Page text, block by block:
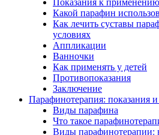
Какой парафин
Как лечить суставы
условиях
Аппликации
Ванночки
Как применять у детей
Противопоказания
Заключение
Парафинотерапия: показания
Виды парафина
Что такое
Виды парафинотерапии: